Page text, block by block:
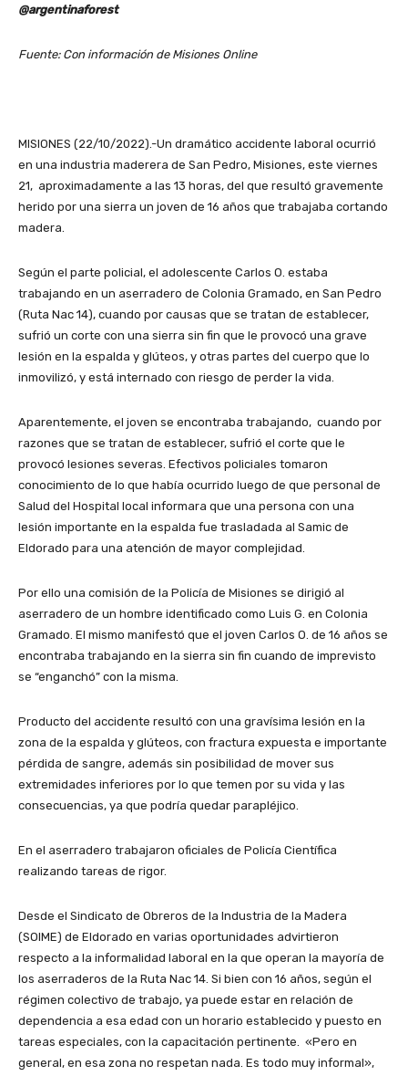
@argentinaforest
Fuente: Con información de Misiones Online
MISIONES (22/10/2022).-Un dramático accidente laboral ocurrió
en una industria maderera de San Pedro, Misiones, este viernes
21, aproximadamente a las 13 horas, del que resultó gravemente
herido por una sierra un joven de 16 años que trabajaba cortando
madera.
Según el parte policial, el adolescente Carlos O. estaba
trabajando en un aserradero de Colonia Gramado, en San Pedro
(Ruta Nac 14), cuando por causas que se tratan de establecer,
sufrió un corte con una sierra sin fin que le provocó una grave
lesión en la espalda y glúteos, y otras partes del cuerpo que lo
inmovilizó, y está internado con riesgo de perder la vida.
Aparentemente, el joven se encontraba trabajando, cuando por
razones que se tratan de establecer, sufrió el corte que le
provocó lesiones severas. Efectivos policiales tomaron
conocimiento de lo que había ocurrido luego de que personal de
Salud del Hospital local informara que una persona con una
lesión importante en la espalda fue trasladada al Samic de
Eldorado para una atención de mayor complejidad.
Por ello una comisión de la Policía de Misiones se dirigió al
aserradero de un hombre identificado como Luis G. en Colonia
Gramado. El mismo manifestó que el joven Carlos O. de 16 años se
encontraba trabajando en la sierra sin fin cuando de imprevisto
se “enganchó” con la misma.
Producto del accidente resultó con una gravísima lesión en la
zona de la espalda y glúteos, con fractura expuesta e importante
pérdida de sangre, además sin posibilidad de mover sus
extremidades inferiores por lo que temen por su vida y las
consecuencias, ya que podría quedar parapléjico.
En el aserradero trabajaron oficiales de Policía Científica
realizando tareas de rigor.
Desde el Sindicato de Obreros de la Industria de la Madera
(SOIME) de Eldorado en varias oportunidades advirtieron
respecto a la informalidad laboral en la que operan la mayoría de
los aserraderos de la Ruta Nac 14. Si bien con 16 años, según el
régimen colectivo de trabajo, ya puede estar en relación de
dependencia a esa edad con un horario establecido y puesto en
tareas especiales, con la capacitación pertinente. «Pero en
general, en esa zona no respetan nada. Es todo muy informal»,